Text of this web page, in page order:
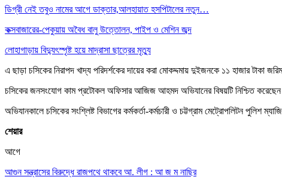
ডিগ্রী নেই তবুও নামের আগে ডাক্তার,আলহায়াত হসপিটালের নতুন…
কক্সবাজারের-পেকুয়ায় অবৈধ বালু উত্তোলন, পাইপ ও মেশিন জব্দ
লোহাগাড়ায় বিদ্যুৎস্পৃষ্ট হয়ে মাদ্রাসা ছাত্রের মৃত্যু
এ ছাড়া চসিকের নিরাপদ খাদ্য পরিদর্শকের দায়ের করা মোকদ্দমায় দুইজনকে ১১ হাজার টাকা
চসিকের জনসংযোগ কাম প্রটোকল অফিসার আজিজ আহমদ অভিযানের বিষয়টি নিশ্চিত
অভিযানকালে চসিকের সংশ্লিষ্ট বিভাগের কর্মকর্তা-কর্মচারী ও চট্টগ্রাম মেট্রোপলিটন পুলিশ
শেয়ার
আগে
আগুন সন্ত্রাসের বিরুদ্ধে রাজপথে থাকবে আ. লীগ : আ জ ম নাছির